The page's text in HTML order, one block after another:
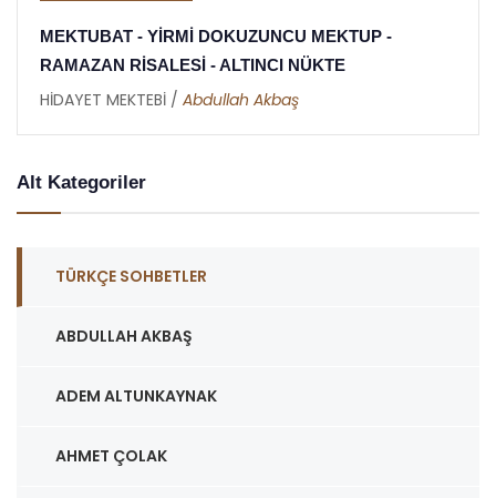
MEKTUBAT - YİRMİ DOKUZUNCU MEKTUP -
RAMAZAN RİSALESİ - ALTINCI NÜKTE
HİDAYET MEKTEBİ / Abdullah Akbaş
Alt Kategoriler
TÜRKÇE SOHBETLER
ABDULLAH AKBAŞ
ADEM ALTUNKAYNAK
AHMET ÇOLAK